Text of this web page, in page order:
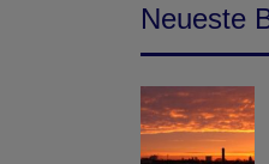
Neueste